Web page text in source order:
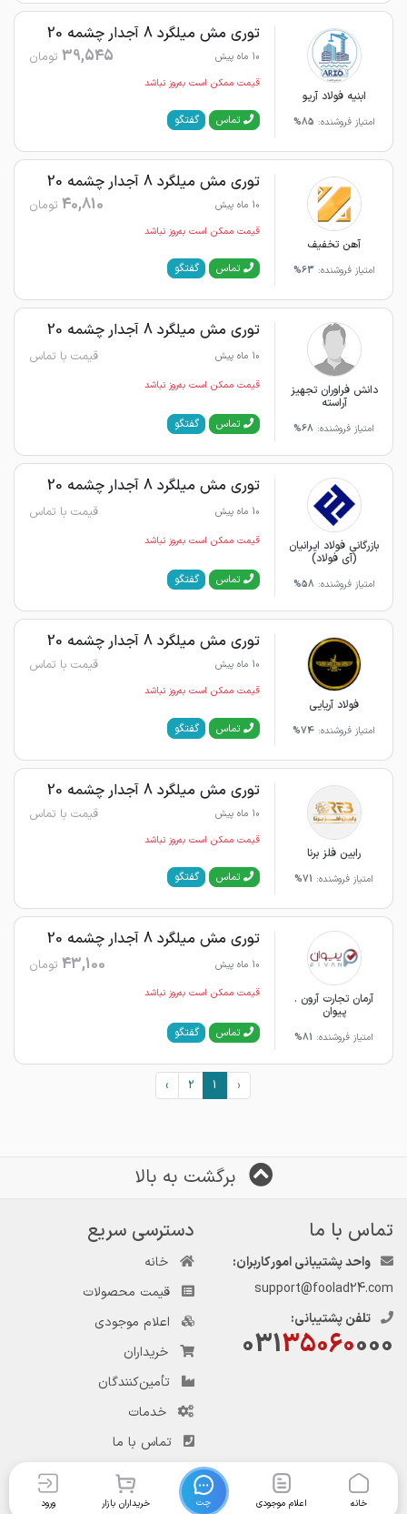
ابنیه فولاد آریو
امتیاز فروشنده: 85%
توری مش میلگرد 8 آجدار چشمه 20
10 ماه پیش 39,545 تومان
قیمت ممکن است به‌روز نباشد
تماس گفتگو
آهن تخفیف
امتیاز فروشنده: 63%
توری مش میلگرد 8 آجدار چشمه 20
10 ماه پیش 40,810 تومان
قیمت ممکن است به‌روز نباشد
تماس گفتگو
دانش فراوران تجهیز
آراسته
امتیاز فروشنده: 68%
توری مش میلگرد 8 آجدار چشمه 20
10 ماه پیش قیمت با تماس
قیمت ممکن است به‌روز نباشد
تماس گفتگو
بازرگانی فولاد ایرانیان
(آی فولاد)
امتیاز فروشنده: 58%
توری مش میلگرد 8 آجدار چشمه 20
10 ماه پیش قیمت با تماس
قیمت ممکن است به‌روز نباشد
تماس گفتگو
فولاد آریایی
امتیاز فروشنده: 74%
توری مش میلگرد 8 آجدار چشمه 20
10 ماه پیش قیمت با تماس
قیمت ممکن است به‌روز نباشد
تماس گفتگو
رابین فلز برنا
امتیاز فروشنده: 71%
توری مش میلگرد 8 آجدار چشمه 20
10 ماه پیش قیمت با تماس
قیمت ممکن است به‌روز نباشد
تماس گفتگو
آرمان تجارت آرون .
پیوان
امتیاز فروشنده: 81%
توری مش میلگرد 8 آجدار چشمه 20
10 ماه پیش 43,100 تومان
قیمت ممکن است به‌روز نباشد
تماس گفتگو
‹
1
2
›
برگشت به بالا
تماس با ما
واحد پشتیبانی امور کاربران:
support@foolad24.com
تلفن پشتیبانی:
03135060000
دسترسی سریع
خانه
قیمت محصولات
اعلام موجودی
خریداران
تأمین‌کنندگان
خدمات
تماس با ما
خانه اعلام موجودی چت خریداران بازار ورود